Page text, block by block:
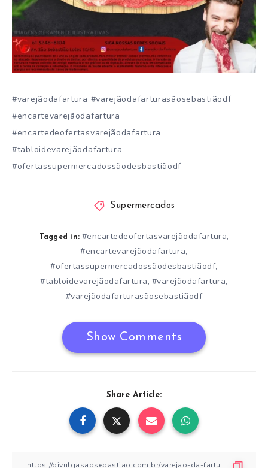
#varejãodafartura #varejãodafarturasãosebastiãodf
#encartevarejãodafartura
#encartedeofertasvarejãodafartura
#tabloidevarejãodafartura
#ofertassupermercadossãodesbastiãodf
Supermercados
Tagged in: #encartedeofertasvarejãodafartura,
#encartevarejãodafartura,
#ofertassupermercadossãodesbastiãodf,
#tabloidevarejãodafartura, #varejãodafartura,
#varejãodafarturasãosebastiãodf
Show Comments
Share Article: